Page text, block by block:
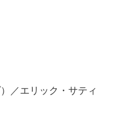
／エリック・サティ